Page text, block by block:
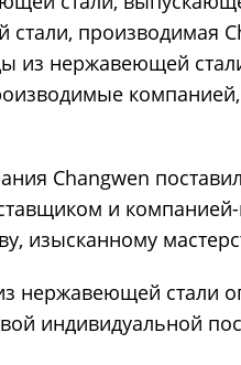
производимая
из нержавеющей
Changwen
и
изысканному
нержавеющей
индивидуальной